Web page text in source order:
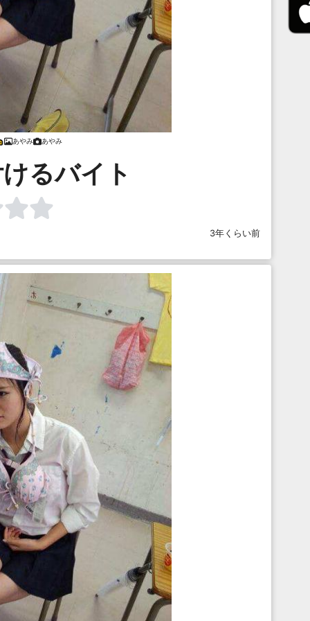
あやみ あやみ
るバイト
3年くらい前